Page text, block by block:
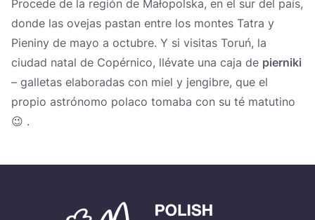
Procede de la región de Małopolska, en el sur del país,
donde las ovejas pastan entre los montes Tatra y
Pieniny de mayo a octubre. Y si visitas Toruń, la
ciudad natal de Copérnico, llévate una caja de pierniki
– galletas elaboradas con miel y jengibre, que el
propio astrónomo polaco tomaba con su té matutino
😉 .